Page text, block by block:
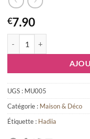
€7.90
UGS : MU005
Catégorie : Maison & Déco
Étiquette : Hadiia